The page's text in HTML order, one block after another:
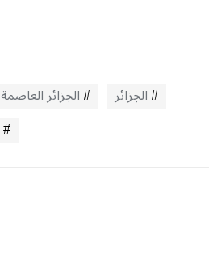
الجزائر الجزائر العاصمة